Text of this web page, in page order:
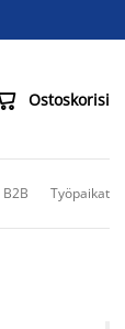
Ostoskorisi
B2B Työpaikat